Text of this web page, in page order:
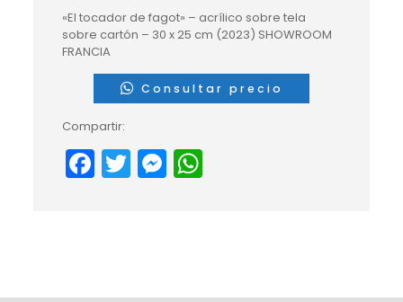
«El tocador de fagot» – acrílico sobre tela
sobre cartón – 30 x 25 cm (2023) SHOWROOM
FRANCIA
Consultar precio
Compartir:
Facebook
TwitterMessenger
WhatsApp